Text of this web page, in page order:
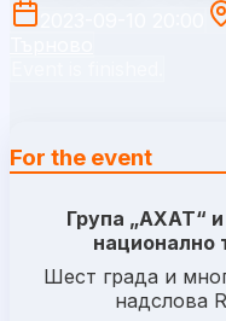
For the event
Група „АХАТ“
национално
Шест града и
надслова